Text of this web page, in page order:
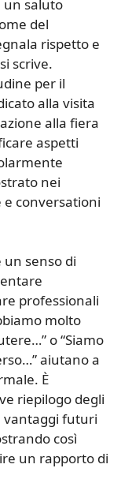
un saluto
del
rispetto e
scrive.
per il
alla visita
alla fiera
aspetti
nei
e conversationi
senso di
professionali
molto
o “Siamo
aiutano a
È
riepilogo degli
vantaggi futuri
così
un rapporto di